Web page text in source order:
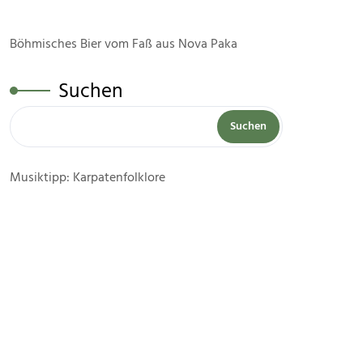
Böhmisches Bier vom Faß aus Nova Paka
Suchen
Suchen
Musiktipp: Karpatenfolklore